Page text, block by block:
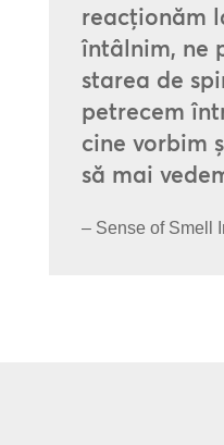
reacționăm
întâlnim, ne
starea de
petrecem
cine vorbim
să mai
– Sense of Smell